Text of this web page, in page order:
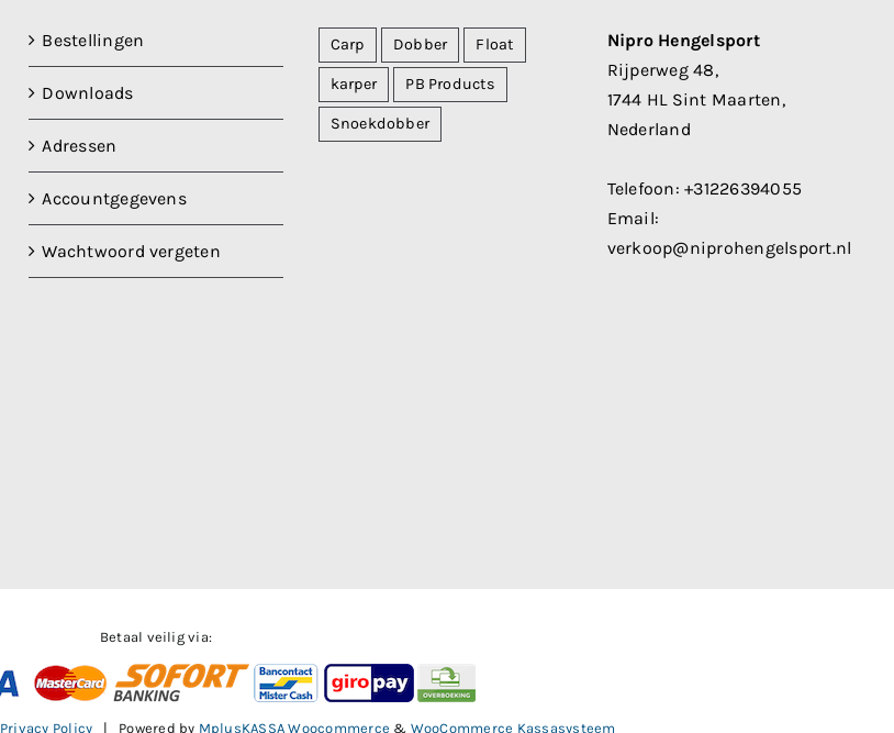
Bestellingen
Downloads
Adressen
Accountgegevens
Wachtwoord vergeten
Carp Dobber Float
karper PB Products
Snoekdobber
Nipro Hengelsport
Rijperweg 48,
1744 HL Sint Maarten,
Nederland
Telefoon:+31226394055
Email:
verkoop@niprohengelsport.nl
Betaal veilig via:
Privacy Policy | Powered by MplusKASSA Woocommerce & WooCommerce Kassasysteem